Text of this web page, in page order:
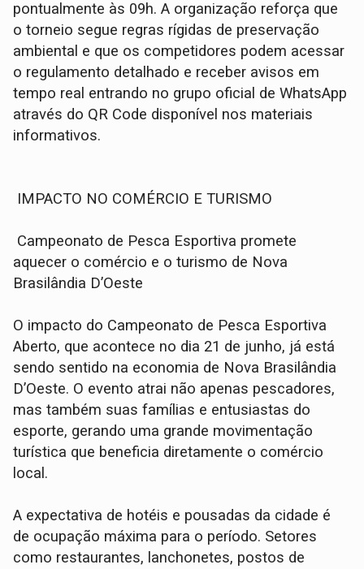
pontualmente às 09h. A organização reforça que
o torneio segue regras rígidas de preservação
ambiental e que os competidores podem acessar
o regulamento detalhado e receber avisos em
tempo real entrando no grupo oficial de WhatsApp
através do QR Code disponível nos materiais
informativos.
IMPACTO NO COMÉRCIO E TURISMO
Campeonato de Pesca Esportiva promete
aquecer o comércio e o turismo de Nova
Brasilândia D’Oeste
O impacto do Campeonato de Pesca Esportiva
Aberto, que acontece no dia 21 de junho, já está
sendo sentido na economia de Nova Brasilândia
D’Oeste. O evento atrai não apenas pescadores,
mas também suas famílias e entusiastas do
esporte, gerando uma grande movimentação
turística que beneficia diretamente o comércio
local.
A expectativa de hotéis e pousadas da cidade é
de ocupação máxima para o período. Setores
como restaurantes, lanchonetes, postos de